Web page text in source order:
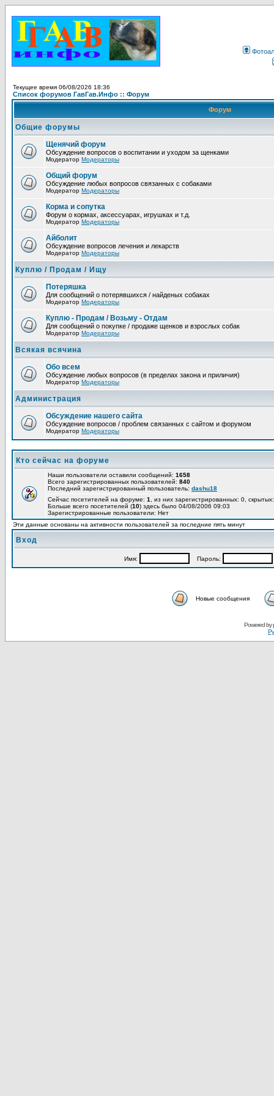
Текущее время 06/08/2026 18:36
Список форумов ГавГав.Инфо :: Форум
Форум
Общие форумы
Щенячий форум
Обсуждение вопросов о воспитании и уходом за щенками
Модератор Модераторы
Общий форум
Обсуждение любых вопросов связанных с собаками
Модератор Модераторы
Корма и сопутка
Форум о кормах, аксессуарах, игрушках и т.д.
Модератор Модераторы
Айболит
Обсуждение вопросов лечения и лекарств
Модератор Модераторы
Куплю / Продам / Ищу
Потеряшка
Для сообщений о потерявшихся / найденых собаках
Модератор Модераторы
Куплю - Продам / Возьму - Отдам
Для сообщений о покупке / продаже щенков и взрослых собак
Модератор Модераторы
Всякая всячина
Обо всем
Обсуждение любых вопросов (в пределах закона и приличия)
Модератор Модераторы
Администрация
Обсуждение нашего сайта
Обсуждение вопросов / проблем связанных с сайтом и форумом
Модератор Модераторы
Кто сейчас на форуме
Наши пользователи оставили сообщений: 1658
Всего зарегистрированных пользователей: 840
Последний зарегистрированный пользователь: dashu18
Сейчас посетителей на форуме: 1
, из них зарегистрированных: 0,
Больше всего посетителей (10) здесь было 04/08/2006 09:03
Зарегистрированные пользователи: Нет
Эти данные основаны на активности пользователей за последние пять минут
Вход
Имя: Пароль:
Новые сообщения
Powered by